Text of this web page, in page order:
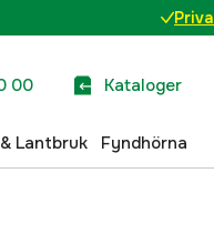
00 Kataloger
Lantbruk Fyndhörna